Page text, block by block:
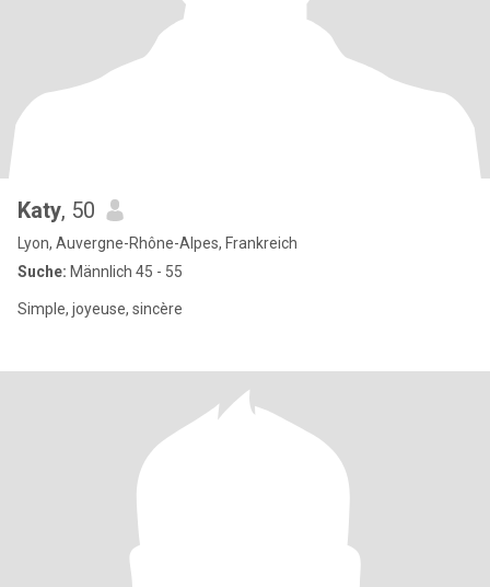
Katy, 50
Lyon, Auvergne-Rhône-Alpes, Frankreich
Suche: Männlich 45 - 55
Simple, joyeuse, sincère